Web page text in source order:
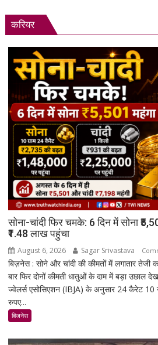
करियर
सोना-चांदी फिर चमके: 6 दिन में सोना
₹1.48 लाख पहुंचा
August 6, 2026 Sagar Srivastava
बिज़नेस : सोने और चांदी की कीमतों में लगातार तेजी
बार फिर दोनों कीमती धातुओं के दाम में बड़ा उछाल
ज्वेलर्स एसोसिएशन (IBJA) के अनुसार 24 कैरेट 10
रुपए...
बिजनेस